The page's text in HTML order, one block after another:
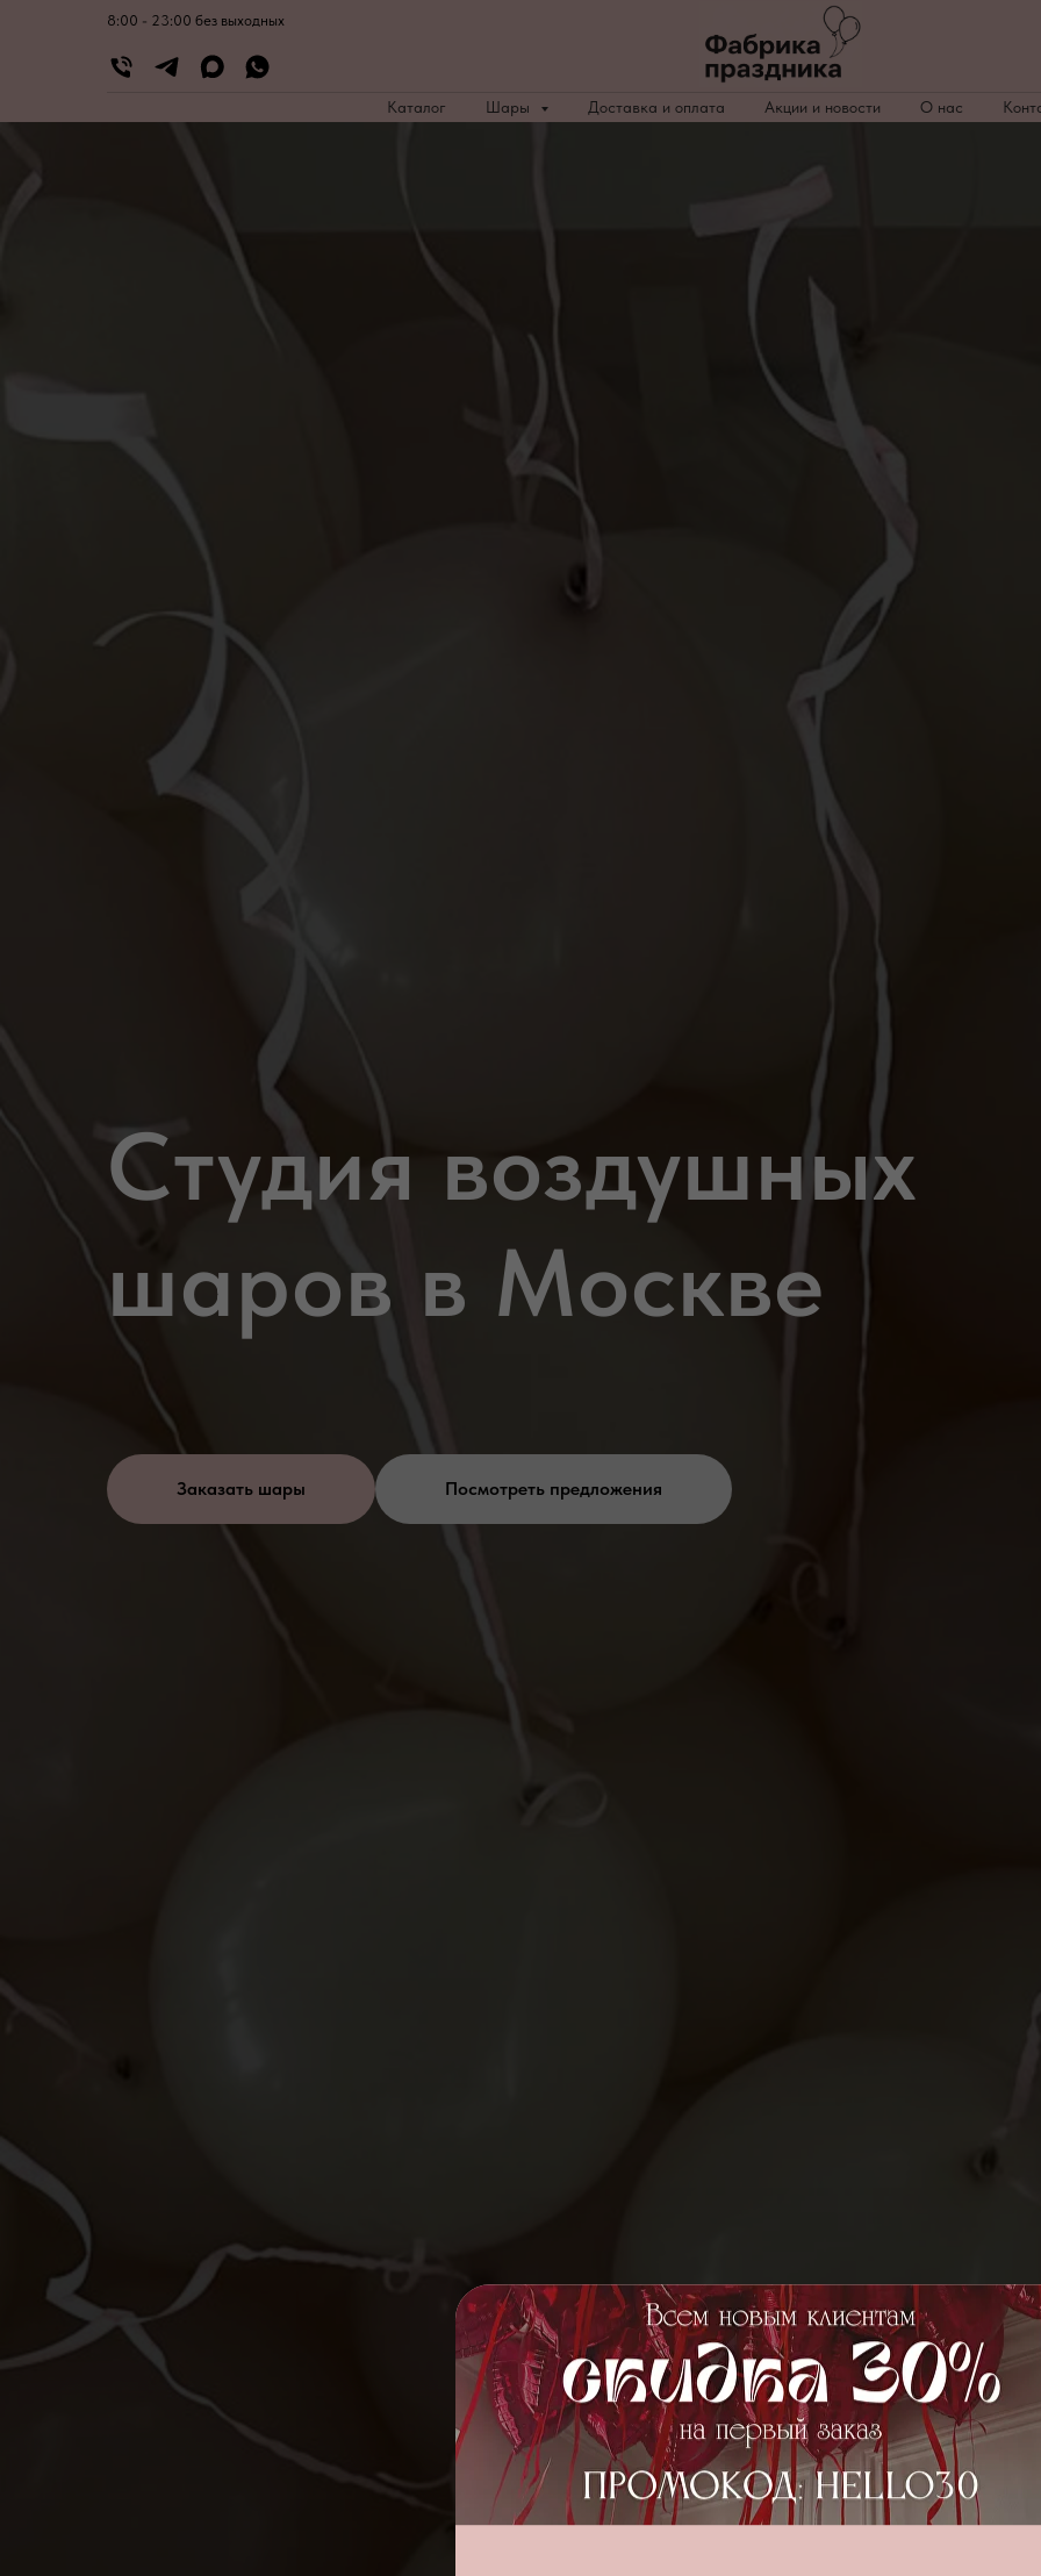
8:00 - 23:00 без выходных
Каталог Шары Доставка и оплата Акции и новости О нас
Студия воздушных
шаров в Москве
Заказать шары Посмотреть предложения